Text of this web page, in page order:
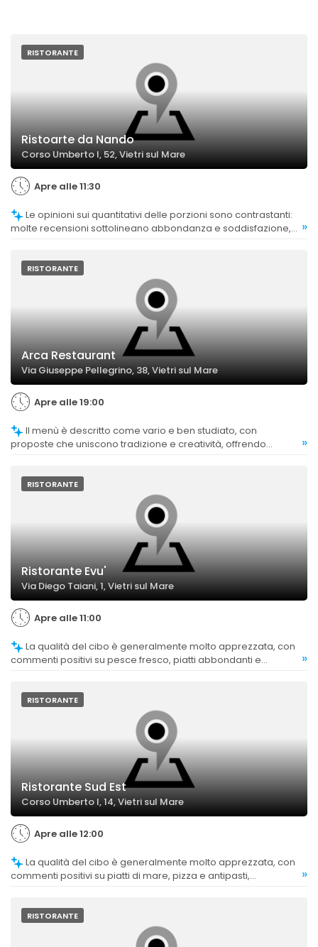
RISTORANTE
Ristoarte da Nando
Corso Umberto I, 52, Vietri sul Mare
Apre alle 11:30
molte recensioni sottolineano abbondanza e soddisfazione,
»
RISTORANTE
Arca Restaurant
Via Giuseppe Pellegrino, 38, Vietri sul Mare
Apre alle 19:00
proposte che uniscono tradizione e creatività, offrendo
»
RISTORANTE
Ristorante Evu'
Via Diego Taiani, 1, Vietri sul Mare
Apre alle 11:00
commenti positivi su pesce fresco, piatti abbondanti e
»
RISTORANTE
Ristorante Sud Est
Corso Umberto I, 14, Vietri sul Mare
Apre alle 12:00
commenti positivi su piatti di mare, pizza e antipasti,
cozze.
»
RISTORANTE